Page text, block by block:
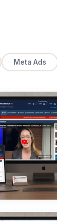
Meta Ads